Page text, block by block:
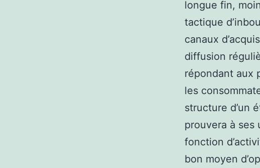
longue fin,
tactique
canaux
diffusion
répondant aux
les
structure d’un
prouvera à ses
fonction
bon moyen